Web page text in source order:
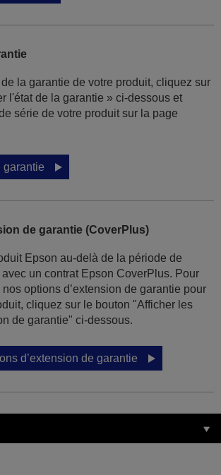
la garantie de votre produit, cliquez sur
l'état de la garantie » ci-dessous et
série de votre produit sur la page
garantie
de garantie (CoverPlus)
Epson au-delà de la période de
un contrat Epson CoverPlus. Pour
options d’extension de garantie pour
cliquez sur le bouton "Afficher les
de garantie" ci-dessous.
d’extension de garantie